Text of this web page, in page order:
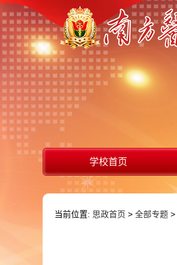
学校首页
当前位置: 思政首页 > 全部专题 >